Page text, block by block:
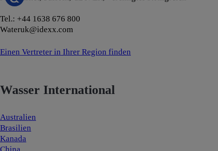
Tel.: +44 1638 676 800
Wateruk@idexx.com
Einen Vertreter in Ihrer Region finden
Wasser International
Australien
Brasilien
Kanada